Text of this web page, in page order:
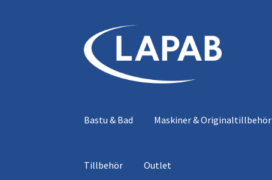
Hoppa
till
navigering
Hoppa
till
innehåll
Bastu & Bad Maskiner & Originaltillbehör
Tillbehör Outlet